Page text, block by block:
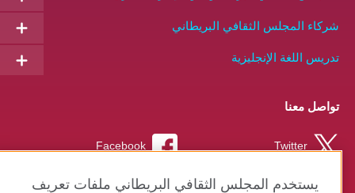
شركاء المجلس الثقافي البريطاني
تدريس اللغة الإنجليزية
تواصل معنا
Facebook Twitter
Instagram RSS
يستخدم المجلس الثقافي البريطاني ملفات تعريف